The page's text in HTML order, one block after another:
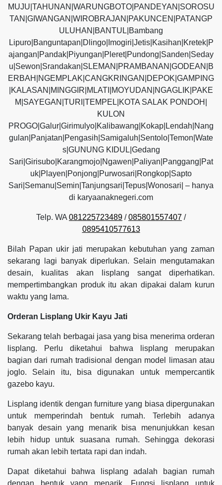
MUJU|TAHUNAN|WARUNGBOTO|PANDEYAN|SOROSU
TAN|GIWANGAN|WIROBRAJAN|PAKUNCEN|PATANGP
ULUHAN|BANTUL|Bambang
Lipuro|Banguntapan|Dlingo|Imogiri|Jetis|Kasihan|Kretek|P
ajangan|Pandak|Piyungan|Pleret|Pundong|Sanden|Seday
u|Sewon|Srandakan|SLEMAN|PRAMBANAN|GODEAN|B
ERBAH|NGEMPLAK|CANGKRINGAN|DEPOK|GAMPING
|KALASAN|MINGGIR|MLATI|MOYUDAN|NGAGLIK|PAKE
M|SAYEGAN|TURI|TEMPEL|KOTA SALAK PONDOH|
KULON
PROGO|Galur|Girimulyo|Kalibawang|Kokap|Lendah|Nang
gulan|Panjatan|Pengasih|Samigaluh|Sentolo|Temon|Wate
s|GUNUNG KIDUL|Gedang
Sari|Girisubo|Karangmojo|Ngawen|Paliyan|Panggang|Pat
uk|Playen|Ponjong|Purwosari|Rongkop|Sapto
Sari|Semanu|Semin|Tanjungsari|Tepus|Wonosari| – hanya
di karyaanaknegeri.com
Telp. WA 081225723489 /085801557407 /
0895410577613
Bilah Papan ukir jati merupakan kebutuhan yang zaman
sekarang lagi banyak diperlukan. Selain mengutamakan
desain, kualitas akan lisplang sangat diperhatikan.
mempertimbangkan produk itu akan dipakai dalam kurun
waktu yang lama.
Orderan Lisplang Ukir Kayu Jati
Sekarang telah berbagai jasa yang bisa menerima orderan
lisplang. Perlu diketahui bahwa lisplang merupakan
bagian dari rumah tradisional dengan model limasan atau
joglo. Selain itu, bisa digunakan untuk mempercantik
gazebo kayu.
Lisplang identik dengan furniture yang biasa dipergunakan
untuk memperindah bentuk rumah. Terlebih adanya
banyak desain yang menarik bisa menunjukkan kesan
lebih hidup untuk suasana rumah. Sehingga dekorasi
rumah akan lebih tertata rapi dan indah.
Dapat diketahui bahwa lisplang adalah bagian rumah
dengan bentuk yang menarik. Fungsi lisplang untuk